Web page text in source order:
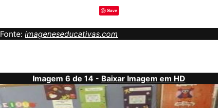
Save
Fonte: imageneseducativas.com
Imagem 6 de 14 - Baixar Imagem em HD